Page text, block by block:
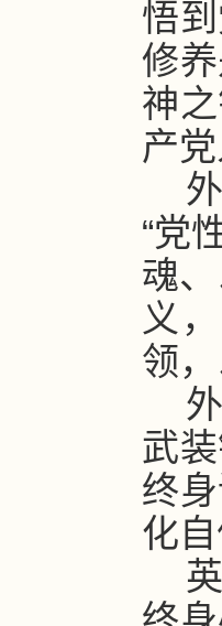
悟
修
神
产
“党
魂
义
领
武
终
化